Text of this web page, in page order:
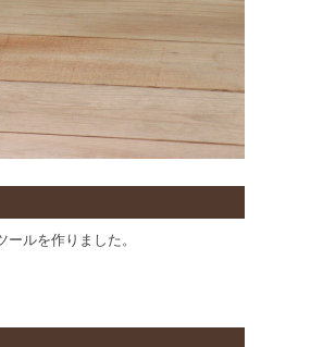
ルを作りました。